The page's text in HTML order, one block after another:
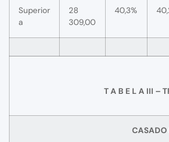
Superior
a
28
309,00
40,3%
T A B E L A III –
CASADO